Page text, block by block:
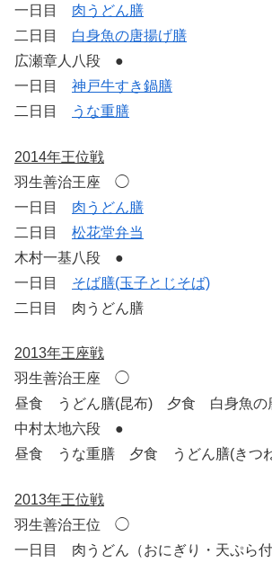
一日目 肉うどん膳
二日目 白身魚の唐揚げ膳
広瀬章人八段 ●
一日目 神戸牛すき鍋膳
二日目
うな重膳
2014年王位戦
羽生善治王座 ◯
一日目 肉うどん膳
二日目 松花堂弁当
木村一基八段 ●
一日目 そば膳(玉子とじそば)
二日目 肉うどん膳
2013年王座戦
羽生善治王座 ◯
昼食 うどん膳(昆布) 夕食 白身魚の
中村太地六段 ●
昼食 うな重膳 夕食 うどん膳(きつ
2013年王位戦
羽生善治王位 ◯
一日目 肉うどん（おにぎり・天ぷら付